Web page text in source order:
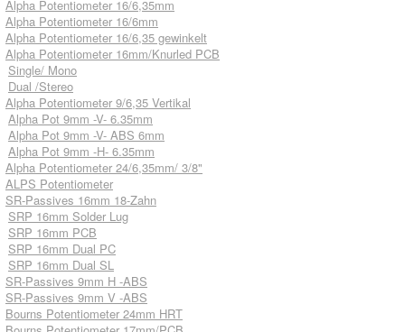
Alpha Potentiometer 16/6,35mm
Alpha Potentiometer 16/6mm
Alpha Potentiometer 16/6,35 gewinkelt
Alpha Potentiometer 16mm/Knurled PCB
Single/ Mono
Dual /Stereo
Alpha Potentiometer 9/6,35 Vertikal
Alpha Pot 9mm -V- 6.35mm
Alpha Pot 9mm -V- ABS 6mm
Alpha Pot 9mm -H- 6.35mm
Alpha Potentiometer 24/6,35mm/ 3/8"
ALPS Potentiometer
SR-Passives 16mm 18-Zahn
SRP 16mm Solder Lug
SRP 16mm PCB
SRP 16mm Dual PC
SRP 16mm Dual SL
SR-Passives 9mm H -ABS
SR-Passives 9mm V -ABS
Bourns Potentiometer 24mm HRT